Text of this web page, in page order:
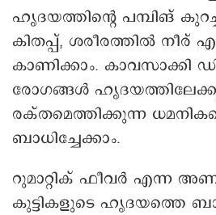
ഹൃദയത്തിന്റെ പമ്പിങ്
കിതപ്പ്, ശരീരത്തിൽ നീര്
കാണിക്കാം.
രോഗങ്ങൾ
രക്തമെത്തിക്കുന്ന
ബാധിച്ചേക്കാം.
റുമാറ്റിക് ഫീവർ എന്ന
കുട്ടികളുടെ ഹൃദയത്തെ